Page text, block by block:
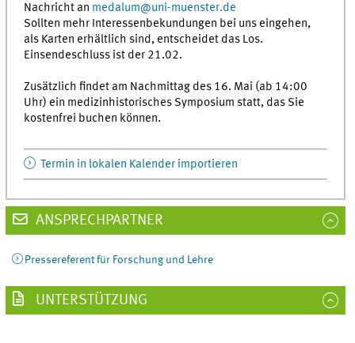
Nachricht an medalum@uni-muenster.de
Sollten mehr Interessenbekundungen bei uns eingehen,
als Karten erhältlich sind, entscheidet das Los.
Einsendeschluss ist der 21.02.
Zusätzlich findet am Nachmittag des 16. Mai (ab 14:00
Uhr) ein medizinhistorisches Symposium statt, das Sie
kostenfrei buchen können.
Termin in lokalen Kalender importieren
ANSPRECHPARTNER
Pressereferent für Forschung und Lehre
UNTERSTÜTZUNG